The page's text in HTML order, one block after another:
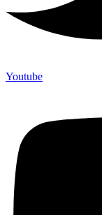
Youtube